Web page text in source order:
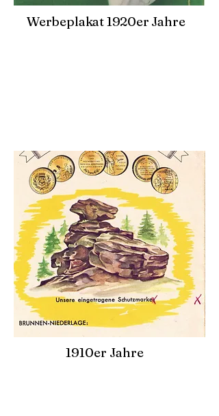
Werbeplakat 1920er Jahre
1910er Jahre